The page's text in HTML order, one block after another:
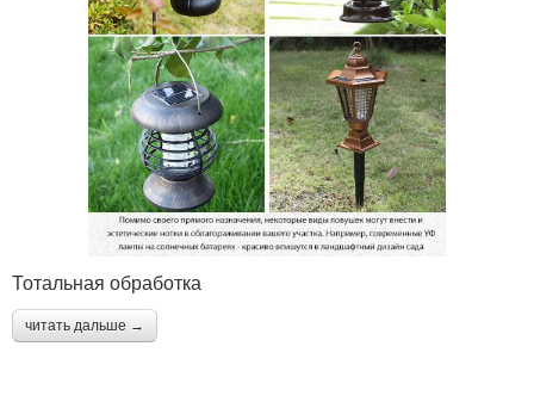
Тотальная обработка
читать дальше →